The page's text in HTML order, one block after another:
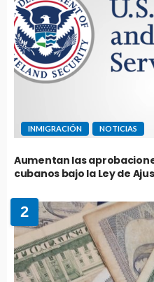
INMIGRACIÓN NOTICIAS
Aumentan las
cubanos bajo la Ley de
2